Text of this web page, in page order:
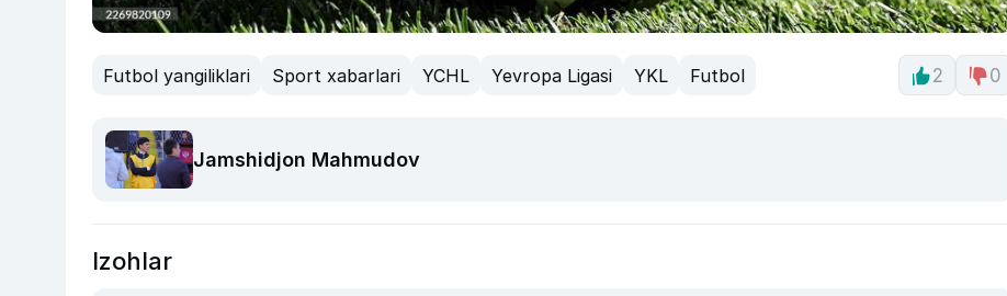
Futbol yangiliklari Sport xabarlari YCHL Yevropa Ligasi YKL Futbol 2 0
Jamshidjon Mahmudov
Izohlar